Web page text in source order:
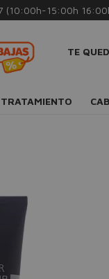
(10:00h-15:00h
TE
TRATAMIENTO